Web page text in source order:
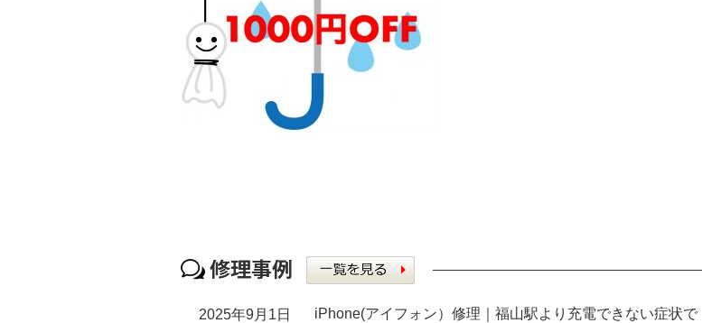
2025年9月1日
iPhone(アイフォン）修理｜福山駅より充電できない症状で